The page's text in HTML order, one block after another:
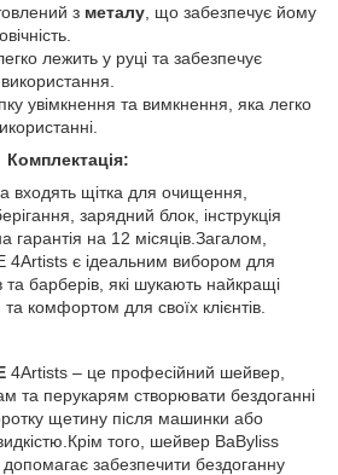
з металу , що забезпечує йому
лежить у руці та забезпечує
увімкнення та вимкнення, яка легко
Комплектація:
входять щітка для очищення,
зарядний блок, інструкція
гарантія на 12 місяців.Загалом,
4Artists є ідеальним вибором для
та барберів, які шукають найкращі
комфортом для своїх клієнтів.
4Artists – це професійний шейвер,
та перукарям створювати бездоганні
щетину після машинки або
того, шейвер BaByliss
забезпечити бездоганну